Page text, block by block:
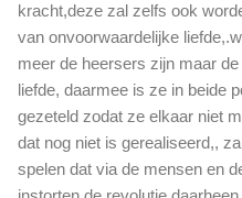
kracht,deze zal zelfs ook
van onvoorwaardelijke
meer de heersers zijn maar
liefde, daarmee is ze in beide
gezeteld zodat ze elkaar niet
dat nog niet is gerealiseerd,,
spelen dat via de mensen en